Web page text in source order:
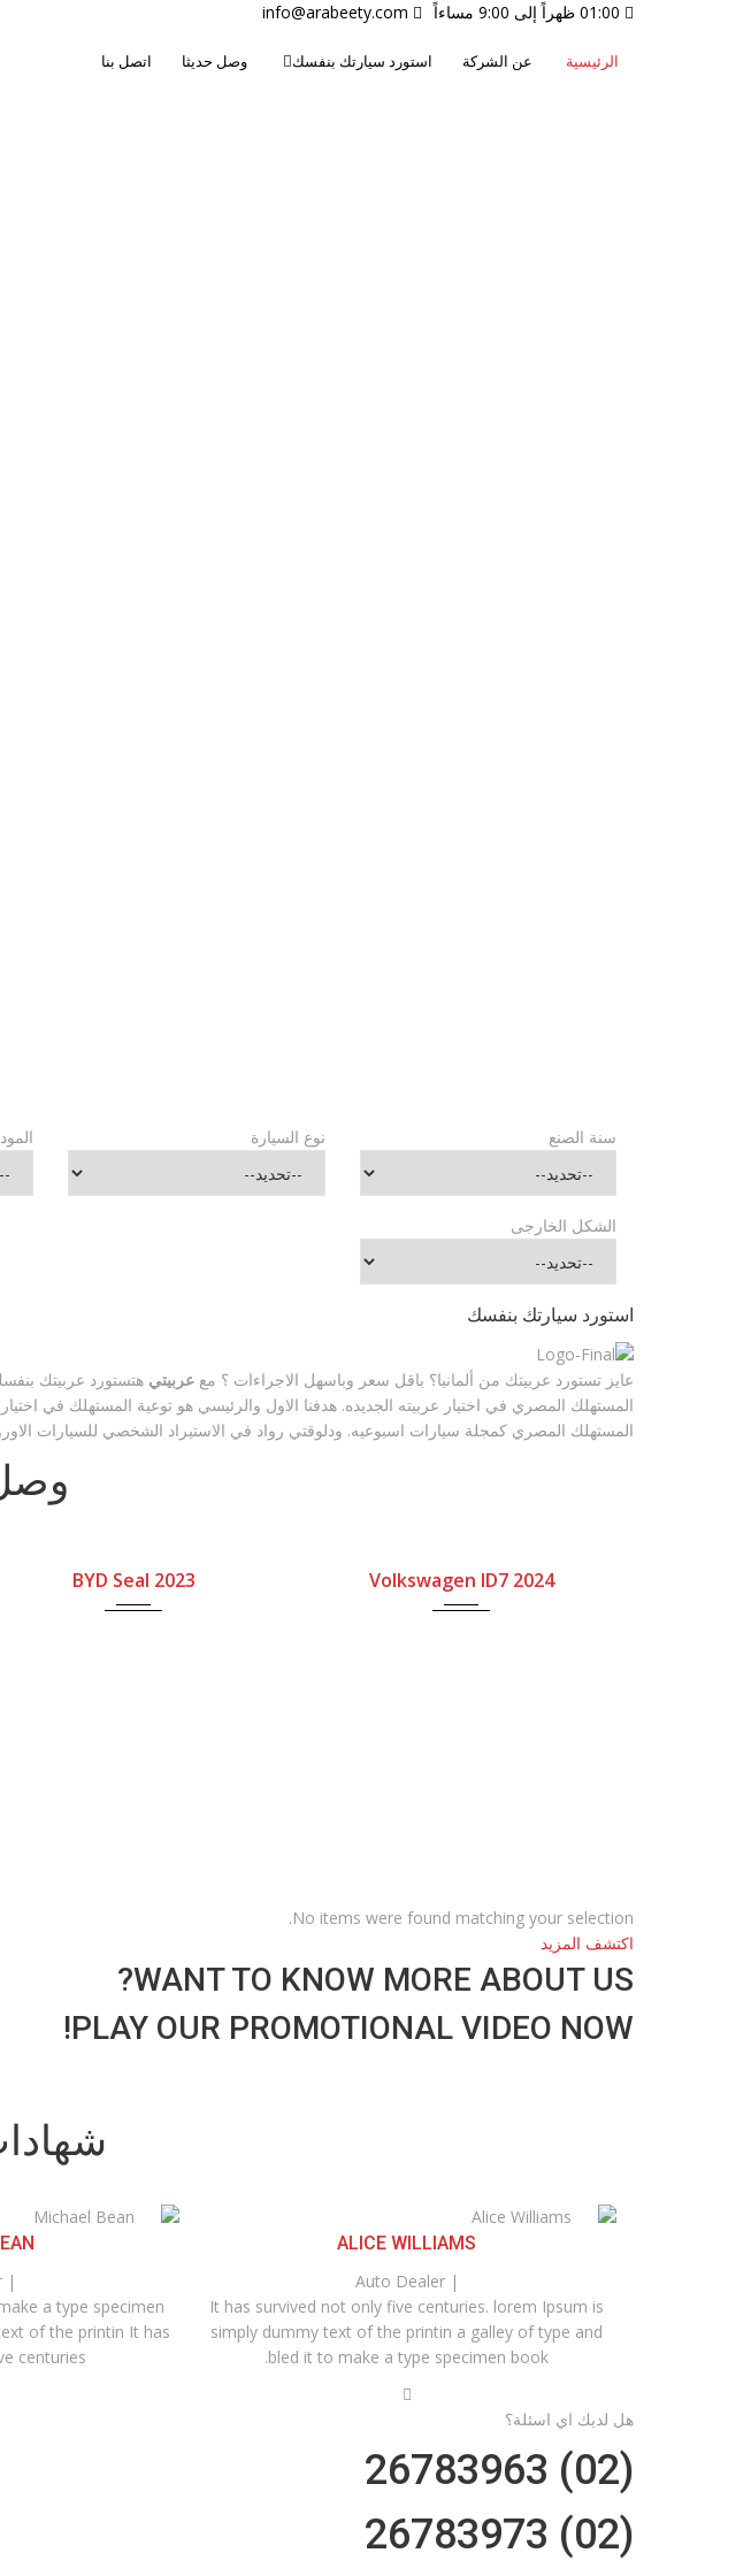
info@arabeety.com
الرئيسية عن الشركة استورد سيارتك بنفسك وصل حديثا اتصل بنا
سنة الصنع نوع السيارة
الشكل الخارجى
استورد سيارتك بنفسك
عايز تستورد عربيتك من ألمانيا؟ باقل سعر وباسهل الاجراءات ؟ مع عربيتي هتستورد عربيتك
المستهلك المصري في اختيار عربيته الجديده. هدفنا الاول والرئيسي هو توعية المستهلك في
المستهلك المصري كمجلة سيارات اسبوعيه. ودلوقتي رواد في الاستيراد الشخصي للسيارات
BYD Seal 2023 Volkswagen ID7 2024
No items were found matching your selection.
اكتشف المزيد
WANT TO KNOW MORE ABOUT US?
PLAY OUR PROMOTIONAL VIDEO NOW!
| Car Dealer
a type specimen
of the printin It has
centuries.
ALICE WILLIAMS
| Auto Dealer
It has survived not only five centuries. lorem Ipsum is
simply dummy text of the printin a galley of type and
bled it to make a type specimen book.
هل لديك اي اسئلة؟
(02) 26783963
(02) 26783973